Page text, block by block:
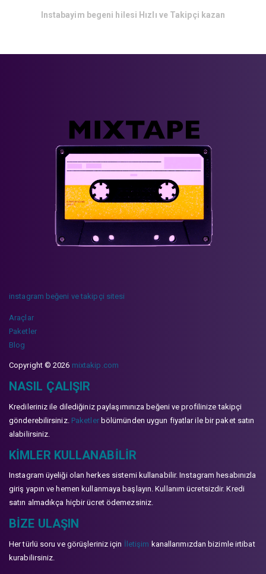
Instabayim begeni hilesi Hızlı ve Takipçi kazan
instagram beğeni ve takipçi sitesi
Araçlar
Paketler
Blog
Copyright © 2026 mixtakip.com
NASIL ÇALIŞIR
Kredileriniz ile dilediğiniz paylaşımınıza beğeni ve profilinize takipçi
gönderebilirsiniz. Paketlerbölümünden uygun fiyatlar ile bir paket satın
alabilirsiniz.
KIMLER KULLANABILIR
Instagram üyeliği olan herkes sistemi kullanabilir. Instagram hesabınızla
giriş yapın ve hemen kullanmaya başlayın. Kullanım ücretsizdir. Kredi
satın almadıkça hiçbir ücret ödemezsiniz.
BIZE ULAŞIN
Her türlü soru ve görüşleriniz için İletişim kanallarımızdan bizimle irtibat
kurabilirsiniz.